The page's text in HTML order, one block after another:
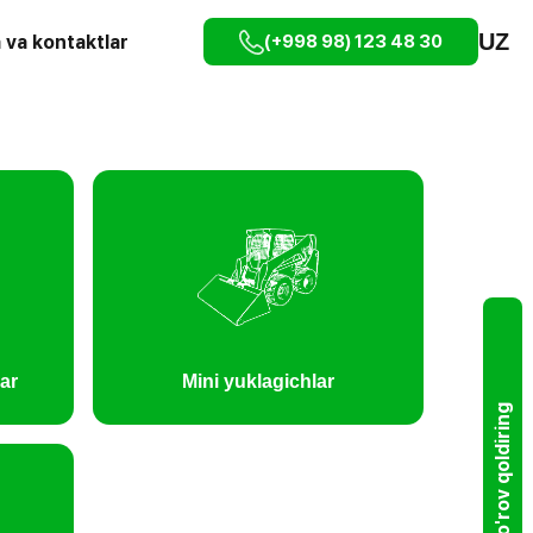
va kontaktlar (+998 98) 123 48 30 UZ
So'rov qoldiring
Mini yuklagichlar